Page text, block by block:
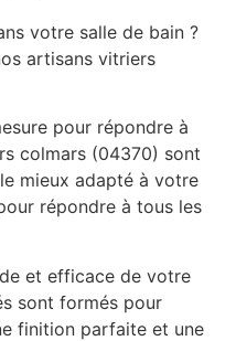
votre salle de bain ?
artisans vitriers
pour répondre à
colmars (04370) sont
mieux adapté à votre
répondre à tous les
et efficace de votre
sont formés pour
finition parfaite et une